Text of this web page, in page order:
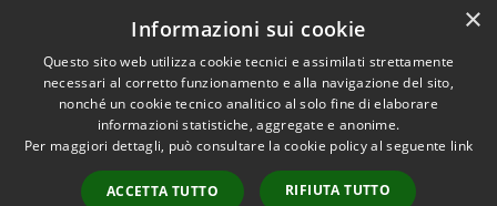
Dichiarazione di accessibilità
Accessibilità
Copyright © 2026 • Comune di
Misinto • Powered by
Municipium•
Accesso
×
Informazioni sui cookie
Questo sito web utilizza cookie tecnici e assimilati strettamente
necessari al corretto funzionamento e alla navigazione del sito,
nonché un cookie tecnico analitico al solo fine di elaborare
informazioni statistiche, aggregate e anonime.
Per maggiori dettagli, può consultare la cookie policy al seguente link
ACCETTA TUTTO RIFIUTA TUTTO